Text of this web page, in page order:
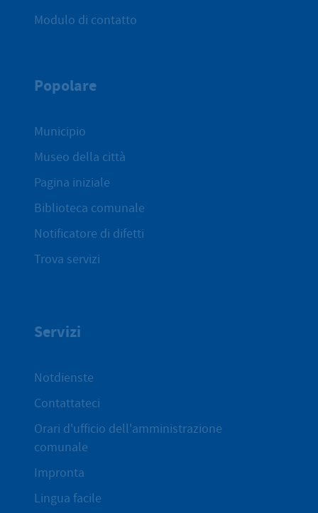
Modulo di contatto
Popolare
Municipio
Museo della città
Pagina iniziale
Biblioteca comunale
Notificatore di difetti
Trova servizi
Servizi
Notdienste
Contattateci
Orari d'ufficio dell'amministrazione
comunale
Impronta
Lingua facile